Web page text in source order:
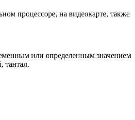
процессоре, на видеокарте, также
или определенным значением
тантал.